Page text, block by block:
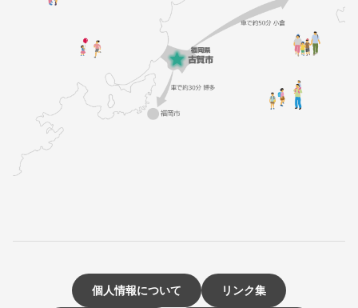
個人情報について リンク集